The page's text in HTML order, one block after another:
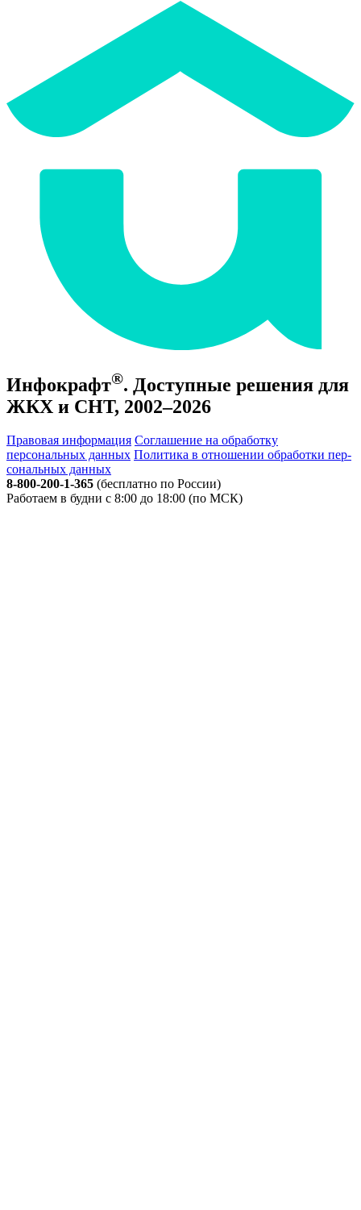
Инфокрафт®. Доступные решения для
ЖКХ и СНТ, 2002–2026
Правовая информация Соглашение на обработку
персональных данных По­ли­ти­ка в от­но­ше­нии об­ра­бот­ки пер­
со­наль­ных дан­ных
8-800-200-1-365 (бесплатно по России)
Работаем в будни с 8:00 до 18:00 (по МСК)